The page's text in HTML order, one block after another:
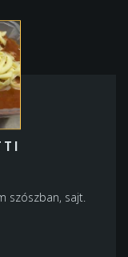
szószban, sajt.